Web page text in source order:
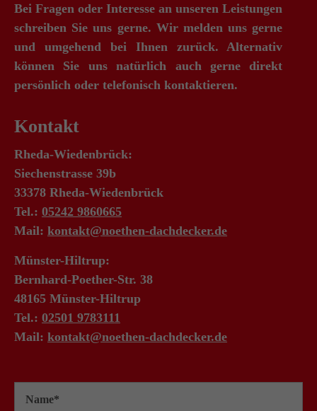
Bei Fragen oder Interesse an unseren Leistungen
schreiben Sie uns gerne. Wir melden uns gerne
und umgehend bei Ihnen zurück. Alternativ
können Sie uns natürlich auch gerne direkt
persönlich oder telefonisch kontaktieren.
Kontakt
Rheda-Wiedenbrück:
Siechenstrasse 39b
33378 Rheda-Wiedenbrück
Tel.: 05242 9860665
Mail: kontakt@noethen-dachdecker.de
Münster-Hiltrup:
Bernhard-Poether-Str. 38
48165 Münster-Hiltrup
Tel.: 02501 9783111
Mail: kontakt@noethen-dachdecker.de